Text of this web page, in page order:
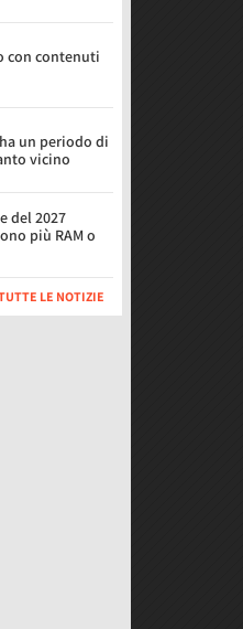
con contenuti
un periodo di
vicino
del 2027
più RAM o
LE NOTIZIE